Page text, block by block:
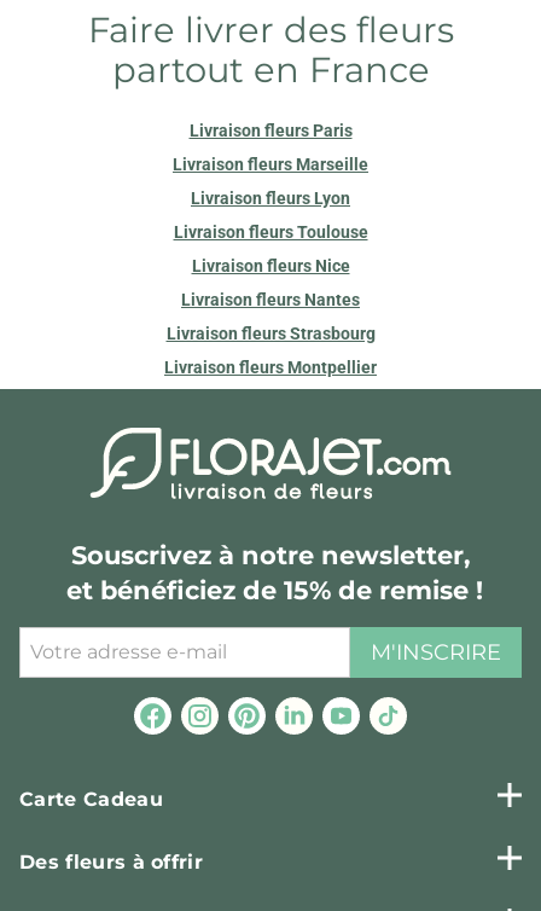
Faire livrer des fleurs
partout en France
Livraison fleurs Paris
Livraison fleurs Marseille
Livraison fleurs Lyon
Livraison fleurs Toulouse
Livraison fleurs Nice
Livraison fleurs Nantes
Livraison fleurs Strasbourg
Livraison fleurs Montpellier
Souscrivez à notre newsletter,
et bénéficiez de 15% de remise !
M'INSCRIRE
Carte Cadeau
Des fleurs à offrir